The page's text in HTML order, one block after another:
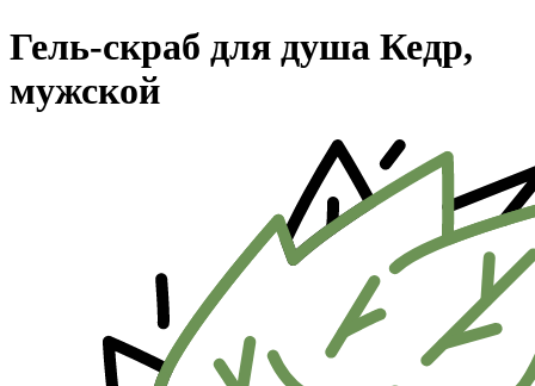
Гель-скраб для душа Кедр,
мужской